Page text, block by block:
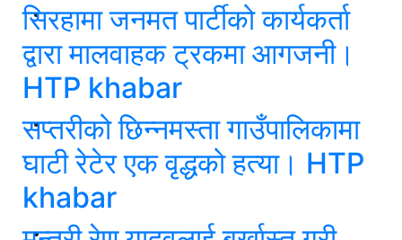
सिरहामा जनमत पार्टीको कार्यकर्ता
द्वारा मालवाहक ट्रकमा आगजनी।
HTP khabar
सप्तरीको छिन्नमस्ता गाउँपालिकामा
घाटी रेटेर एक वृद्धको हत्या। HTP
khabar